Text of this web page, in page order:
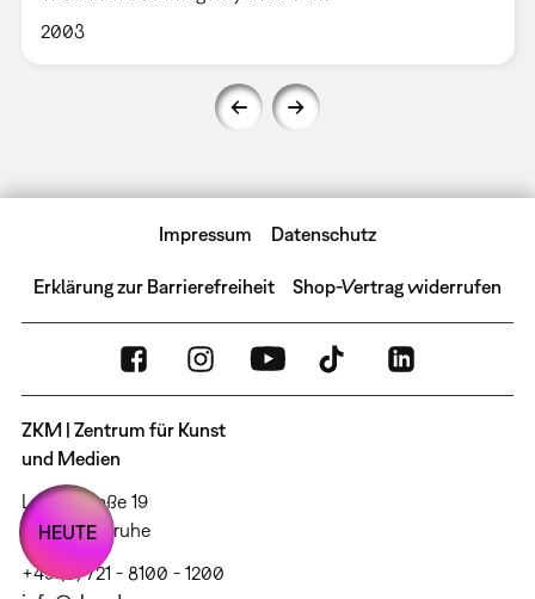
2003
Impressum Datenschutz
Erklärung zur Barrierefreiheit Shop-Vertrag widerrufen
ZKM | Zentrum für Kunst
und Medien
Lorenzstraße 19
76135 Karlsruhe
+49 (0) 721 - 8100 - 1200
HEUTE